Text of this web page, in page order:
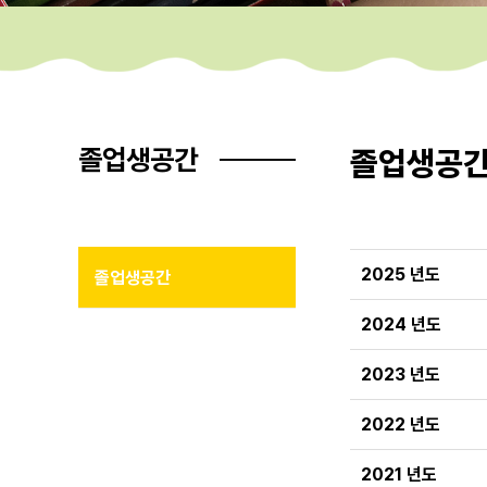
졸업생공간
졸업생공간
졸업생공
2025 년도
2024 년도
2023 년도
2022 년도
2021 년도